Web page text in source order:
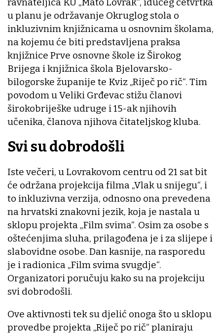
ravnateljica KU „Mato Lovrak“, idućeg četvrtka
u planu je održavanje Okruglog stola o
inkluzivnim knjižnicama u osnovnim školama,
na kojemu će biti predstavljena praksa
knjižnice Prve osnovne škole iz Širokog
Brijega i knjižnica škola Bjelovarsko-
bilogorske županije te Kviz „Riječ po rič“. Tim
povodom u Veliki Grđevac stižu članovi
širokobriješke udruge i 15-ak njihovih
učenika, članova njihova čitateljskog kluba.
Svi su dobrodošli
Iste večeri, u Lovrakovom centru od 21 sat bit
će održana projekcija filma „Vlak u snijegu“, i
to inkluzivna verzija, odnosno ona prevedena
na hrvatski znakovni jezik, koja je nastala u
sklopu projekta „Film svima“. Osim za osobe s
oštećenjima sluha, prilagođena je i za slijepe i
slabovidne osobe. Dan kasnije, na rasporedu
je i radionica „Film svima svugdje“.
Organizatori poručuju kako su na projekciju
svi dobrodošli.
Ove aktivnosti tek su djelić onoga što u sklopu
provedbe projekta „Riječ po rič“ planiraju